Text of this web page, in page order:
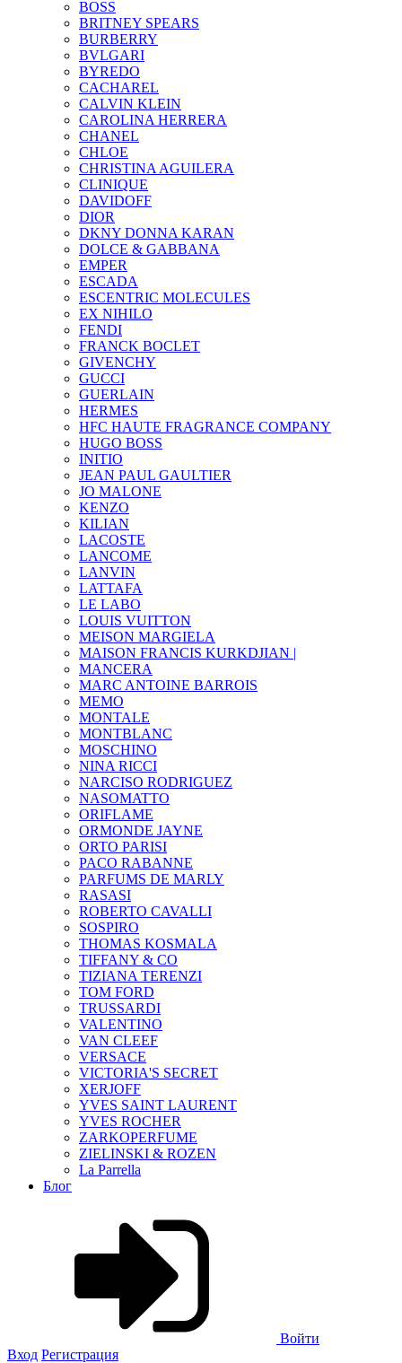
BOSS
BRITNEY SPEARS
BURBERRY
BVLGARI
BYREDO
CACHAREL
CALVIN KLEIN
CAROLINA HERRERA
CHANEL
CHLOE
CHRISTINA AGUILERA
CLINIQUE
DAVIDOFF
DIOR
DKNY DONNA KARAN
DOLCE & GABBANA
EMPER
ESCADA
ESCENTRIC MOLECULES
EX NIHILO
FENDI
FRANCK BOCLET
GIVENCHY
GUCCI
GUERLAIN
HERMES
HFC HAUTE FRAGRANCE COMPANY
HUGO BOSS
INITIO
JEAN PAUL GAULTIER
JO MALONE
KENZO
KILIAN
LACOSTE
LANCOME
LANVIN
LATTAFA
LE LABO
LOUIS VUITTON
MEISON MARGIELA
MAISON FRANCIS KURKDJIAN |
MANCERA
MARC ANTOINE BARROIS
MEMO
MONTALE
MONTBLANC
MOSCHINO
NINA RICCI
NARCISO RODRIGUEZ
NASOMATTO
ORIFLAME
ORMONDE JAYNE
ORTO PARISI
PACO RABANNE
PARFUMS DE MARLY
RASASI
ROBERTO CAVALLI
SOSPIRO
THOMAS KOSMALA
TIFFANY & CO
TIZIANA TERENZI
TOM FORD
TRUSSARDI
VALENTINO
VAN CLEEF
VERSACE
VICTORIA'S SECRET
XERJOFF
YVES SAINT LAURENT
YVES ROCHER
ZARKOPERFUME
ZIELINSKI & ROZEN
La Parrella
Блог
Войти
Вход Регистрация